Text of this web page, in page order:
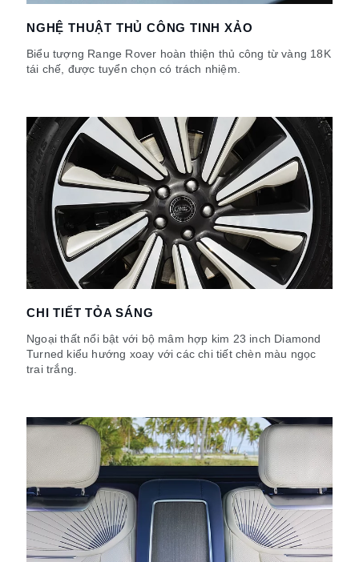
NGHỆ THUẬT THỦ CÔNG TINH XẢO
Biểu tượng Range Rover hoàn thiện thủ công từ vàng 18K
tái chế, được tuyển chọn có trách nhiệm.
CHI TIẾT TỎA SÁNG
Ngoại thất nổi bật với bộ mâm hợp kim 23 inch Diamond
Turned kiểu hướng xoay với các chi tiết chèn màu ngọc
trai trắng.